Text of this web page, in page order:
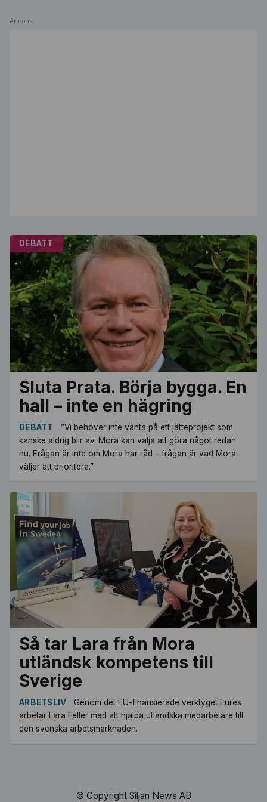
Annons
DEBATT
Sluta Prata. Börja bygga. En
hall – inte en hägring
DEBATT
”Vi behöver inte vänta på ett jätteprojekt som
kanske aldrig blir av. Mora kan välja att göra något redan
nu. Frågan är inte om Mora har råd – frågan är vad Mora
väljer att prioritera.”
Så tar Lara från Mora
utländsk kompetens till
Sverige
ARBETSLIV
Genom det EU-finansierade verktyget Eures
arbetar Lara Feller med att hjälpa utländska medarbetare till
den svenska arbetsmarknaden.
© Copyright Siljan News AB